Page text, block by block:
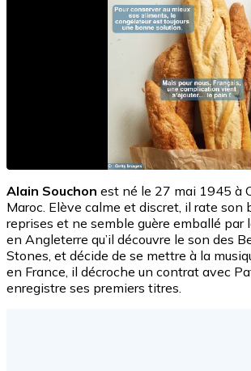
Alain Souchon est né le 27 mai 1945 à
Maroc. Elève calme et discret, il rate son
reprises et ne semble guère emballé par
en Angleterre qu’il découvre le son des
Stones, et décide de se mettre à la
en France, il décroche un contrat avec
enregistre ses premiers titres.